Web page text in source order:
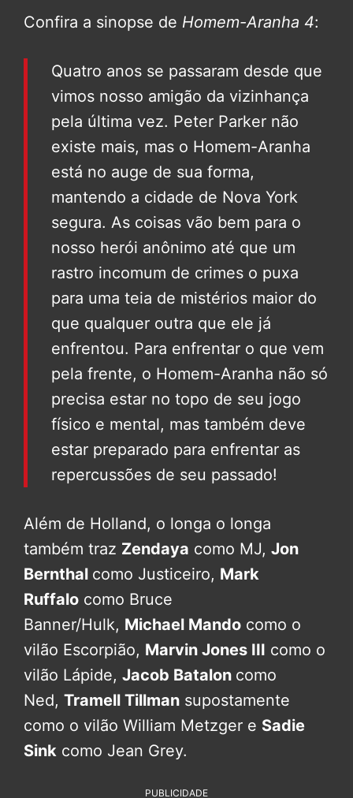
Confira a sinopse de Homem-Aranha 4:
Quatro anos se passaram desde que
vimos nosso amigão da vizinhança
pela última vez. Peter Parker não
existe mais, mas o Homem-Aranha
está no auge de sua forma,
mantendo a cidade de Nova York
segura. As coisas vão bem para o
nosso herói anônimo até que um
rastro incomum de crimes o puxa
para uma teia de mistérios maior do
que qualquer outra que ele já
enfrentou. Para enfrentar o que vem
pela frente, o Homem-Aranha não só
precisa estar no topo de seu jogo
físico e mental, mas também deve
estar preparado para enfrentar as
repercussões de seu passado!
Além de Holland, o longa o longa
também traz Zendaya como MJ, Jon
Bernthal como Justiceiro, Mark
Ruffalo como Bruce
Banner/Hulk, Michael Mando como o
vilão Escorpião, Marvin Jones III como o
vilão Lápide, Jacob Batalon como
Ned, Tramell Tillman supostamente
como o vilão William Metzger e Sadie
Sink como Jean Grey.
PUBLICIDADE